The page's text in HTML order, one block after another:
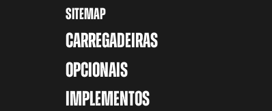
SITEMAP
CARREGADEIRAS
OPCIONAIS
IMPLEMENTOS